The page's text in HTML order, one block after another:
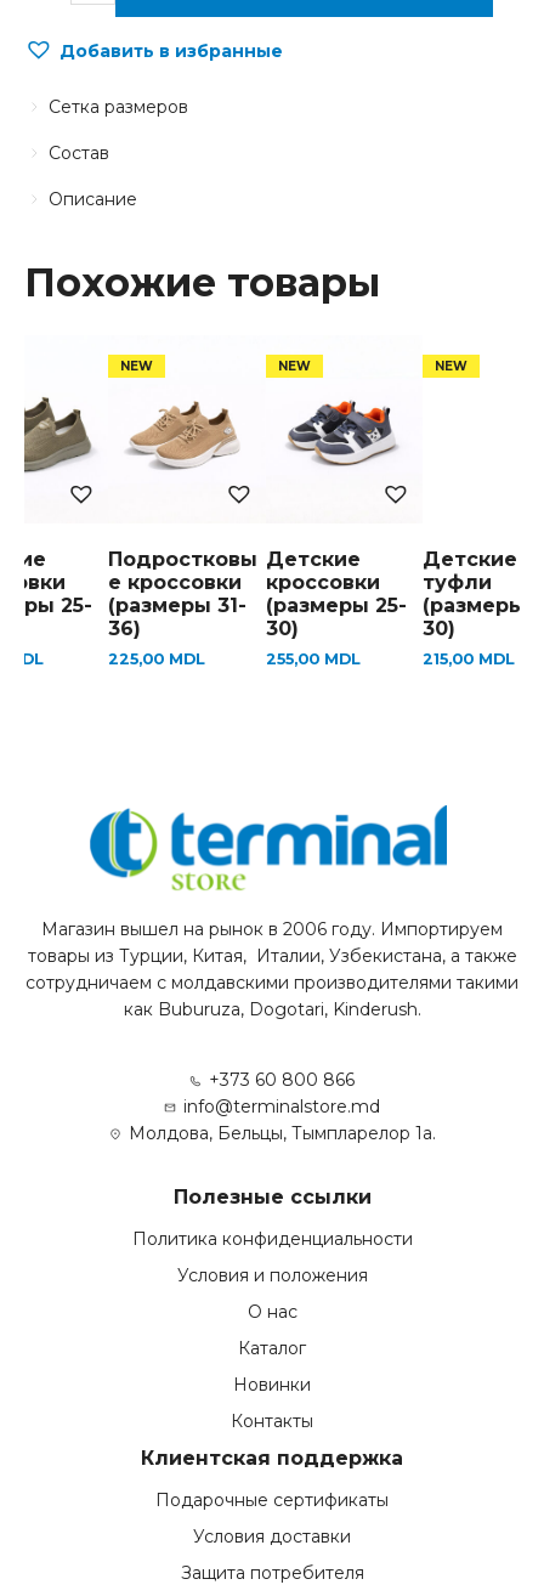
Добавить в избранные
Описание
Состав
Сетка размеров
Похожие товары
25-
MDL
Подростковы
е кроссовки
(размеры 31-
36)
225,00 MDL
Детские
кроссовки
(размеры 25-
30)
255,00 MDL
Детские
туфли
(размеры
30)
215,00 MDL
Магазин вышел на рынок в 2006 году. Импортируем
товары из Турции, Китая, Италии, Узбекистана, а также
сотрудничаем с молдавскими производителями такими
как Buburuza, Dogotari, Kinderush.
+373 60 800 866
info@terminalstore.md
Молдова, Бельцы, Тымпларелор 1а.
Полезные ссылки
Политика конфиденциальности
Условия и положения
О нас
Каталог
Новинки
Контакты
Клиентская поддержка
Подарочные сертификаты
Условия доставки
Защита потребителя